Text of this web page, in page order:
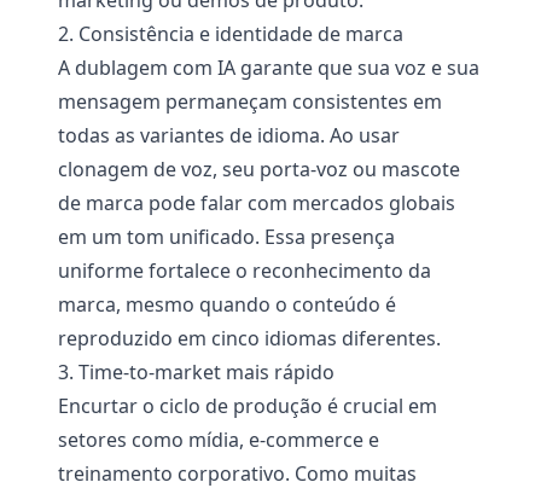
2. Consistência e identidade de marca
A dublagem com IA garante que sua voz e sua
mensagem permaneçam consistentes em
todas as variantes de idioma. Ao usar
clonagem de voz, seu porta-voz ou mascote
de marca pode falar com mercados globais
em um tom unificado. Essa presença
uniforme fortalece o reconhecimento da
marca, mesmo quando o conteúdo é
reproduzido em cinco idiomas diferentes.
3. Time-to-market mais rápido
Encurtar o ciclo de produção é crucial em
setores como mídia, e-commerce e
treinamento corporativo. Como muitas